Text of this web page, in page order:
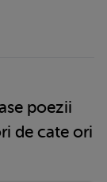
poezii
de cate ori